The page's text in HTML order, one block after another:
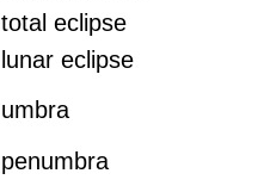
total eclipse
lunar eclipse
umbra
penumbra